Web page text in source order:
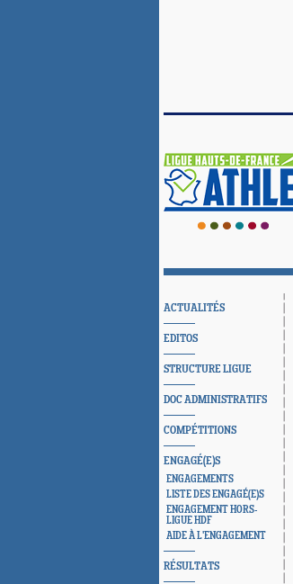
ACTUALITÉS
EDITOS
STRUCTURE LIGUE
DOC ADMINISTRATIFS
COMPÉTITIONS
ENGAGÉ(E)S
ENGAGEMENTS
LISTE DES ENGAGÉ(E)S
ENGAGEMENT HORS-
LIGUE HDF
AIDE À L'ENGAGEMENT
RÉSULTATS